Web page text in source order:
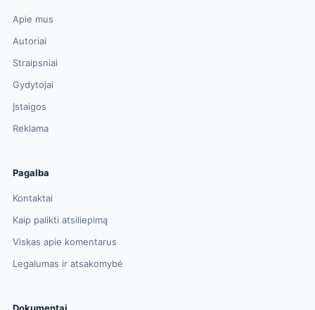
Apie mus
Autoriai
Straipsniai
Gydytojai
Įstaigos
Reklama
Pagalba
Kontaktai
Kaip palikti atsiliepimą
Viskas apie komentarus
Legalumas ir atsakomybė